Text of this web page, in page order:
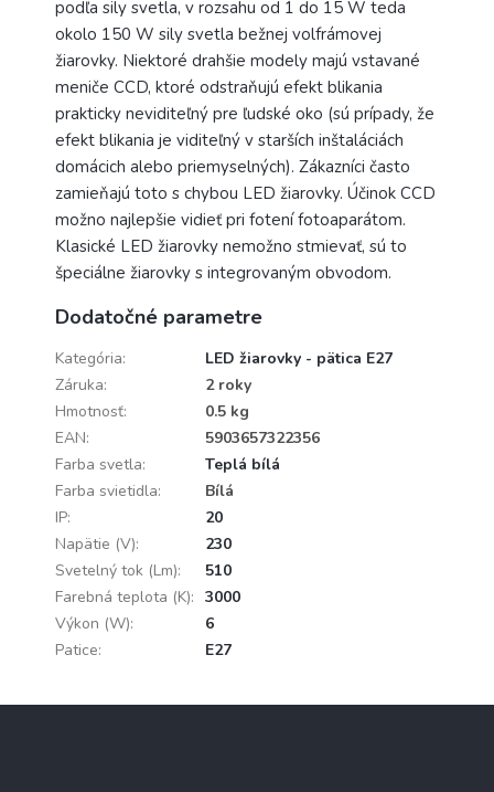
podľa sily svetla, v rozsahu od 1 do 15 W teda
okolo 150 W sily svetla bežnej volfrámovej
žiarovky. Niektoré drahšie modely majú vstavané
meniče CCD, ktoré odstraňujú efekt blikania
prakticky neviditeľný pre ľudské oko (sú prípady, že
efekt blikania je viditeľný v starších inštaláciách
domácich alebo priemyselných). Zákazníci často
zamieňajú toto s chybou LED žiarovky. Účinok CCD
možno najlepšie vidieť pri fotení fotoaparátom.
Klasické LED žiarovky nemožno stmievať, sú to
špeciálne žiarovky s integrovaným obvodom.
Dodatočné parametre
Kategória:
LED žiarovky - pätica E27
Záruka:
2 roky
Hmotnosť:
0.5 kg
EAN:
5903657322356
Farba svetla:
Teplá bílá
Farba svietidla:
Bílá
IP:
20
Napätie (V):
230
Svetelný tok (Lm):
510
Farebná teplota (K): 3000
Výkon (W):
6
Patice: E27